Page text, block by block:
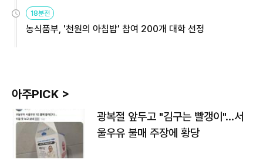
18분전
농식품부, '천원의 아침밥' 참여 200개 대학 선정
아주PICK >
광복절 앞두고 "김구는 빨갱이"…서
울우유 불매 주장에 황당